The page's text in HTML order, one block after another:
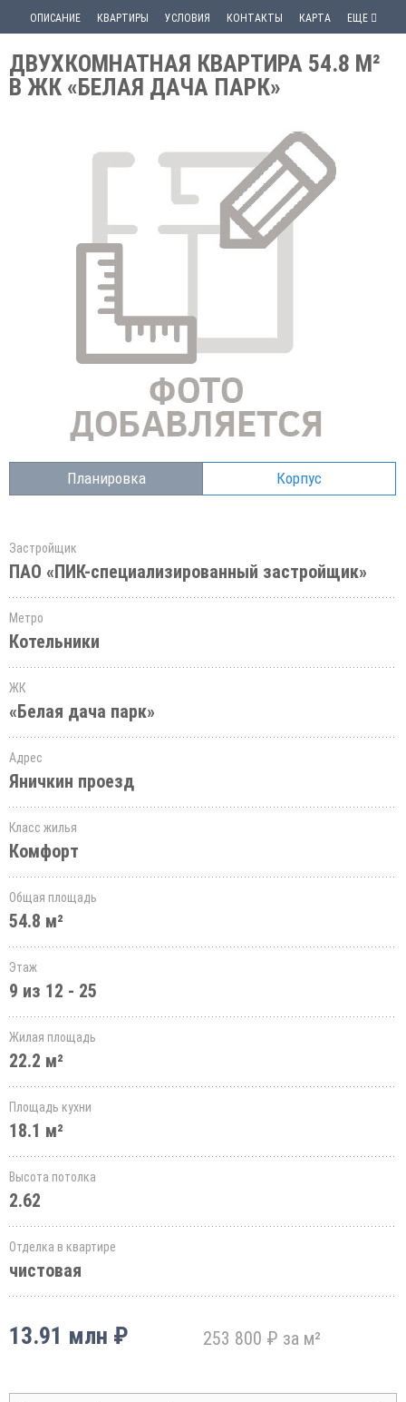
ОПИСАНИЕ КВАРТИРЫ УСЛОВИЯ КОНТАКТЫ КАРТА ЕЩЕ
ДВУХКОМНАТНАЯ КВАРТИРА 54.8 М²
В ЖК «БЕЛАЯ ДАЧА ПАРК»
Планировка Корпус
Застройщик
ПАО «ПИК-специализированный застройщик»
Метро
Котельники
ЖК
«Белая дача парк»
Адрес
Яничкин проезд
Класс жилья
Комфорт
Общая площадь
54.8 м²
Этаж
9 из 12 - 25
Жилая площадь
22.2 м²
Площадь кухни
18.1 м²
Высота потолка
2.62
Отделка в квартире
чистовая
13.91 млн ₽ 253 800 ₽ за м²